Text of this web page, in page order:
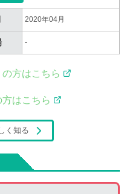
2020年04月
-
方はこちら
はこちら
く知る